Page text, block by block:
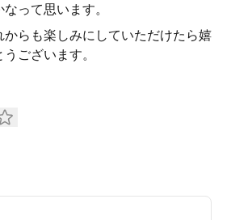
って思います。
からも楽しみにしていただけたら嬉
ございます。